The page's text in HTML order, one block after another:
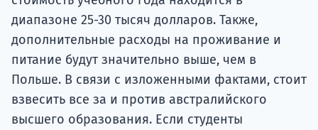
диапазоне 25-30 тысяч долларов. Также,
дополнительные расходы на проживание и
питание будут значительно выше, чем в
Польше. В связи с изложенными фактами, стоит
взвесить все за и против австралийского
высшего образования. Если студенты